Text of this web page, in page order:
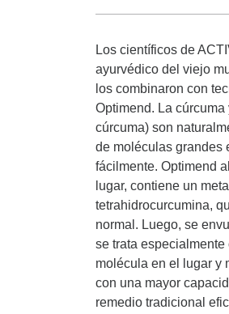
Los científicos de
ayurvédico del viejo
los combinaron con
Optimend. La
cúrcuma) son
de moléculas grandes
fácilmente. Optimend
lugar, contiene un
tetrahidrocurcumina,
normal. Luego, se
se trata
molécula en el lugar y
con una mayor
remedio tradicional